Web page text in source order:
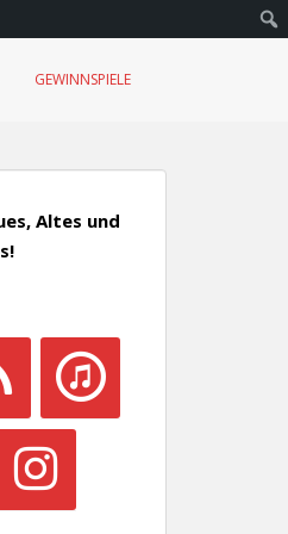
GEWINNSPIELE
Altes und